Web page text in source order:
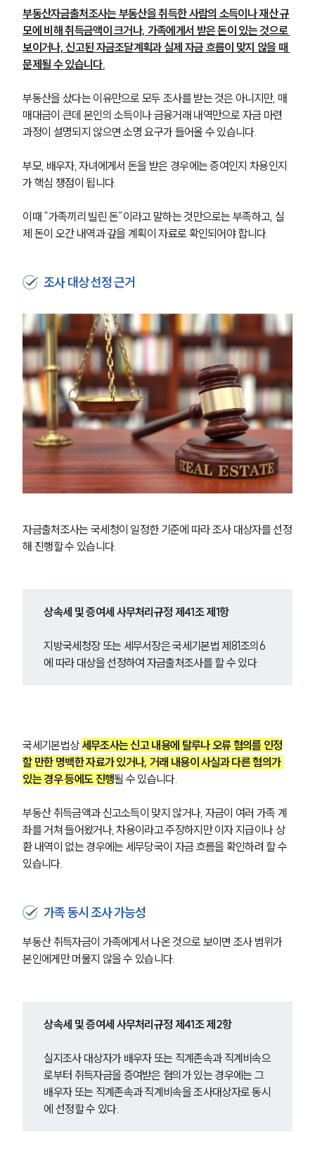
부동산자금출처조사는 부동산을 취득한 사람의 소득이나 재산 규
모에 비해 취득금액이 크거나, 가족에게서 받은 돈이 있는 것으로
보이거나, 신고된 자금조달계획과 실제 자금 흐름이 맞지 않을 때
문제될 수 있습니다.
부동산을 샀다는 이유만으로 모두 조사를 받는 것은 아니지만, 매
매대금이 큰데 본인의 소득이나 금융거래 내역만으로 자금 마련
과정이 설명되지 않으면 소명 요구가 들어올 수 있습니다.
부모, 배우자, 자녀에게서 돈을 받은 경우에는 증여인지 차용인지
가 핵심 쟁점이 됩니다.
이때 “가족끼리 빌린 돈”이라고 말하는 것만으로는 부족하고, 실
제 돈이 오간 내역과 갚을 계획이 자료로 확인되어야 합니다.
조사 대상 선정 근거
자금출처조사는 국세청이 일정한 기준에 따라 조사 대상자를 선정
해 진행할 수 있습니다.
상속세 및 증여세 사무처리규정 제41조 제1항
지방국세청장 또는 세무서장은 국세기본법 제81조의6
에 따라 대상을 선정하여 자금출처조사를 할 수 있다.
국세기본법상 세무조사는 신고 내용에 탈루나 오류 혐의를 인정
할 만한 명백한 자료가 있거나, 거래 내용이 사실과 다른 혐의가
있는 경우 등에도 진행될 수 있습니다.
부동산 취득금액과 신고소득이 맞지 않거나, 자금이 여러 가족 계
좌를 거쳐 들어왔거나, 차용이라고 주장하지만 이자 지급이나 상
환 내역이 없는 경우에는 세무당국이 자금 흐름을 확인하려 할 수
있습니다.
가족 동시 조사 가능성
부동산 취득자금이 가족에게서 나온 것으로 보이면 조사 범위가
본인에게만 머물지 않을 수 있습니다.
상속세 및 증여세 사무처리규정 제41조 제2항
실지조사 대상자가 배우자 또는 직계존속과 직계비속으
로부터 취득자금을 증여받은 혐의가 있는 경우에는 그
배우자 또는 직계존속과 직계비속을 조사대상자로 동시
에 선정할 수 있다.